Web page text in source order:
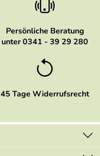
Persönliche Beratung
unter 0341 - 39 29 280
45 Tage Widerrufsrecht